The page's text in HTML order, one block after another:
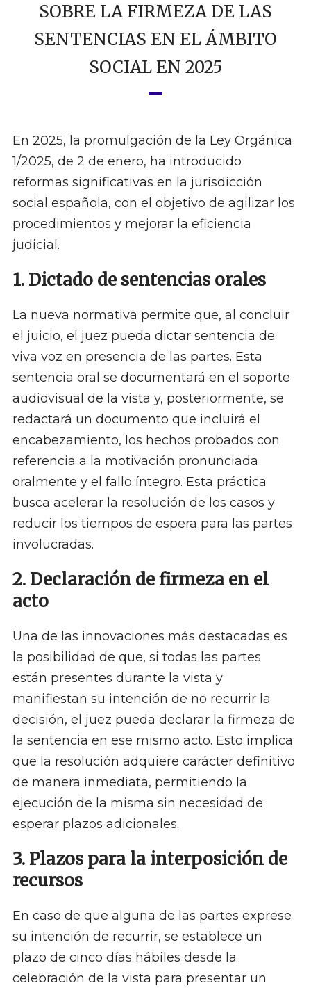
SOBRE LA FIRMEZA DE LAS
SENTENCIAS EN EL ÁMBITO
SOCIAL EN 2025
En 2025, la promulgación de la Ley Orgánica
1/2025, de 2 de enero, ha introducido
reformas significativas en la jurisdicción
social española, con el objetivo de agilizar los
procedimientos y mejorar la eficiencia
judicial.
1. Dictado de sentencias orales
La nueva normativa permite que, al concluir
el juicio, el juez pueda dictar sentencia de
viva voz en presencia de las partes. Esta
sentencia oral se documentará en el soporte
audiovisual de la vista y, posteriormente, se
redactará un documento que incluirá el
encabezamiento, los hechos probados con
referencia a la motivación pronunciada
oralmente y el fallo íntegro. Esta práctica
busca acelerar la resolución de los casos y
reducir los tiempos de espera para las partes
involucradas. ​
2. Declaración de firmeza en el
acto
Una de las innovaciones más destacadas es
la posibilidad de que, si todas las partes
están presentes durante la vista y
manifiestan su intención de no recurrir la
decisión, el juez pueda declarar la firmeza de
la sentencia en ese mismo acto. Esto implica
que la resolución adquiere carácter definitivo
de manera inmediata, permitiendo la
ejecución de la misma sin necesidad de
esperar plazos adicionales. ​
3. Plazos para la interposición de
recursos
En caso de que alguna de las partes exprese
su intención de recurrir, se establece un
plazo de cinco días hábiles desde la
celebración de la vista para presentar un